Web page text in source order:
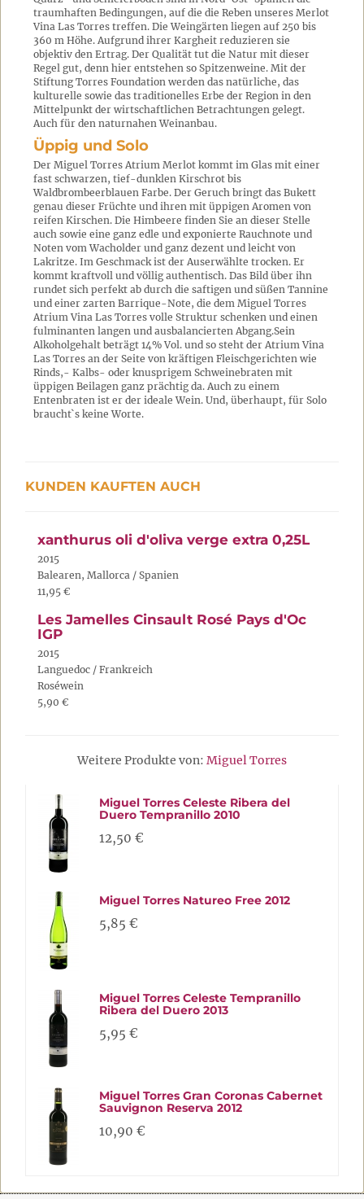
traumhaften Bedingungen, auf die die Reben unseres Merlot
Vina Las Torres treffen. Die Weingärten liegen auf 250 bis
360 m Höhe. Aufgrund ihrer Kargheit reduzieren sie
objektiv den Ertrag. Der Qualität tut die Natur mit dieser
Regel gut, denn hier entstehen so Spitzenweine. Mit der
Stiftung Torres Foundation werden das natürliche, das
kulturelle sowie das traditionelles Erbe der Region in den
Mittelpunkt der wirtschaftlichen Betrachtungen gelegt.
Auch für den naturnahen Weinanbau.
Üppig und Solo
Der Miguel Torres Atrium Merlot kommt im Glas mit einer
fast schwarzen, tief-dunklen Kirschrot bis
Waldbrombeerblauen Farbe. Der Geruch bringt das Bukett
genau dieser Früchte und ihren mit üppigen Aromen von
reifen Kirschen. Die Himbeere finden Sie an dieser Stelle
auch sowie eine ganz edle und exponierte Rauchnote und
Noten vom Wacholder und ganz dezent und leicht von
Lakritze. Im Geschmack ist der Auserwählte trocken. Er
kommt kraftvoll und völlig authentisch. Das Bild über ihn
rundet sich perfekt ab durch die saftigen und süßen Tannine
und einer zarten Barrique-Note, die dem Miguel Torres
Atrium Vina Las Torres volle Struktur schenken und einen
fulminanten langen und ausbalancierten Abgang.Sein
Alkoholgehalt beträgt 14% Vol. und so steht der Atrium Vina
Las Torres an der Seite von kräftigen Fleischgerichten wie
Rinds,- Kalbs- oder knusprigem Schweinebraten mit
üppigen Beilagen ganz prächtig da. Auch zu einem
Entenbraten ist er der ideale Wein. Und, überhaupt, für Solo
braucht`s keine Worte.
KUNDEN KAUFTEN AUCH
xanthurus oli d'oliva verge extra 0,25L
2015
Balearen, Mallorca / Spanien
11,95 €
Les Jamelles Cinsault Rosé Pays d'Oc
IGP
2015
Languedoc / Frankreich
Roséwein
5,90 €
Weitere Produkte von: Miguel Torres
Miguel Torres Celeste Ribera del
Duero Tempranillo 2010
12,50 €
Miguel Torres Natureo Free 2012
5,85 €
Miguel Torres Celeste Tempranillo
Ribera del Duero 2013
5,95 €
Miguel Torres Gran Coronas Cabernet
Sauvignon Reserva 2012
10,90 €